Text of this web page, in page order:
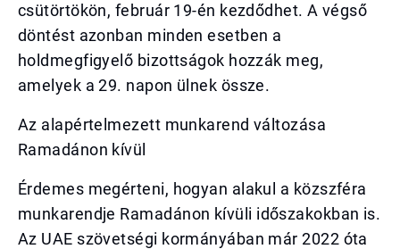
csütörtökön, február 19-én kezdődhet. A végső
döntést azonban minden esetben a
holdmegfigyelő bizottságok hozzák meg,
amelyek a 29. napon ülnek össze.
Az alapértelmezett munkarend változása
Ramadánon kívül
Érdemes megérteni, hogyan alakul a közszféra
munkarendje Ramadánon kívüli időszakokban is.
Az UAE szövetségi kormányában már 2022 óta